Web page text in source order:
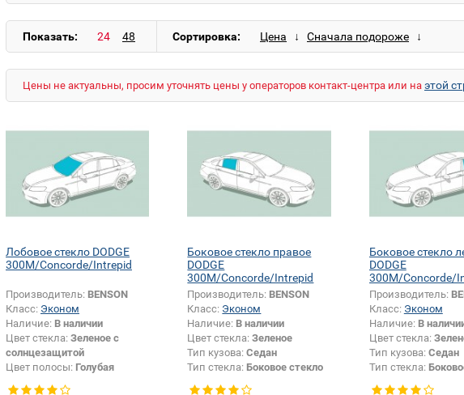
Показать: Сортировка:
Цены не актуальны, просим уточнять цены у операторов контакт-центра или на этой
Лобовое стекло DODGE
300M/Concorde/Intrepid
Производитель: BENSON
Класс: Эконом
Наличие: В наличии
Цвет стекла: Зеленое с
солнцезащитой
Цвет полосы: Голубая
Тип кузова: Седан
Боковое стекло правое
DODGE
300M/Concorde/Intrepid
Производитель: BENSON
Класс: Эконом
Наличие: В наличии
Цвет стекла:Зеленое
Тип кузова:Седан
Тип стекла: Боковое стекло
правое
Боковое стекло
DODGE
300M/Concorde/
Производитель:
Класс: Эконом
Наличие: В
Цвет стекла:
Тип кузова: Седан
Тип стекла:
левое